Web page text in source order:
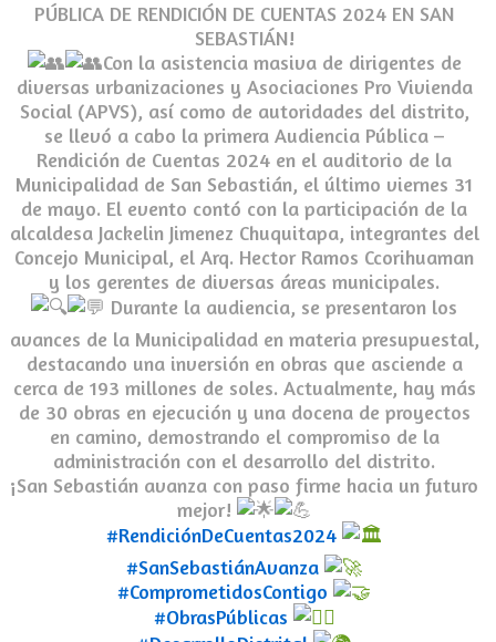
PÚBLICA DE RENDICIÓN DE CUENTAS 2024 EN SAN
SEBASTIÁN!
Con la asistencia masiva de dirigentes de
diversas urbanizaciones y Asociaciones Pro Vivienda
Social (APVS), así como de autoridades del distrito,
se llevó a cabo la primera Audiencia Pública –
Rendición de Cuentas 2024 en el auditorio de la
Municipalidad de San Sebastián, el último viernes 31
de mayo. El evento contó con la participación de la
alcaldesa Jackelin Jimenez Chuquitapa, integrantes del
Concejo Municipal, el Arq. Hector Ramos Ccorihuaman
y los gerentes de diversas áreas municipales.
Durante la audiencia, se presentaron los
avances de la Municipalidad en materia presupuestal,
destacando una inversión en obras que asciende a
cerca de 193 millones de soles. Actualmente, hay más
de 30 obras en ejecución y una docena de proyectos
en camino, demostrando el compromiso de la
administración con el desarrollo del distrito.
¡San Sebastián avanza con paso firme hacia un futuro
mejor!
#RendiciónDeCuentas2024
#SanSebastiánAvanza
#ComprometidosContigo
#ObrasPúblicas